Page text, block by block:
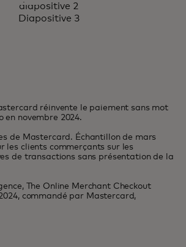
en ligne se
les technologies en
s’ouvre dans un nouvel onglet
diapositive 2
Diapositive 3
réinvente le paiement sans mot
en novembre 2024.
de Mastercard. Échantillon de mars
les clients commerçants sur les
de transactions sans présentation de la
The Online Merchant Checkout
commandé par Mastercard,